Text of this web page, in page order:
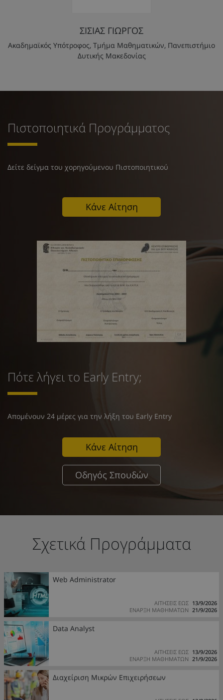
ΣΙΣΙΑΣ ΓΙΩΡΓΟΣ
Ακαδημαϊκός Υπότροφος, Τμήμα Mαθηματικών, Πανεπιστήμιο
Δυτικής Μακεδονίας
Πιστοποιητικά Προγράμματος
Δείτε δείγμα του χορηγούμενου Πιστοποιητικού
Κάνε Αίτηση
Πότε λήγει το Early Entry;
Απομένουν 24 μέρες για την λήξη του Early Entry
Κάνε Αίτηση
Οδηγός Σπουδών
Σχετικά Προγράμματα
Web Administrator
ΑΙΤΗΣΕΙΣ ΕΩΣ 13/9/2026
ΕΝΑΡΞΗ ΜΑΘΗΜΑΤΩΝ 21/9/2026
Data Analyst
ΑΙΤΗΣΕΙΣ ΕΩΣ 13/9/2026
ΕΝΑΡΞΗ ΜΑΘΗΜΑΤΩΝ 21/9/2026
Διαχείριση Μικρών Επιχειρήσεων